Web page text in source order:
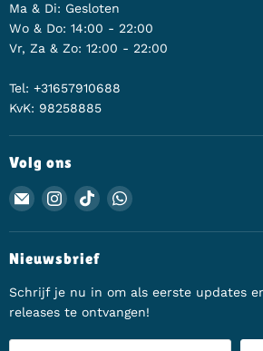
Ma & Di: Gesloten
Wo & Do: 14:00 - 22:00
Vr, Za & Zo: 12:00 - 22:00
Tel: +31657910688
KvK: 98258885
Volg ons
Email Animerch
Vind ons op Instagram
Vind ons op TikTok
Nieuwsbrief
Schrijf je nu in om als eerste updates
releases te ontvangen!